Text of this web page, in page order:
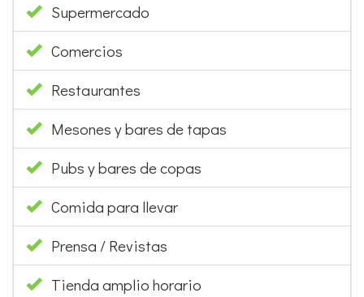
Supermercado
Comercios
Restaurantes
Mesones y bares de tapas
Pubs y bares de copas
Comida para llevar
Prensa / Revistas
Tienda amplio horario